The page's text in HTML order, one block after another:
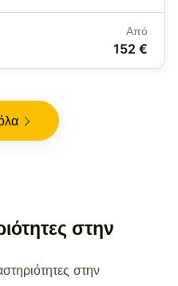
Από
152 €
στην
στην